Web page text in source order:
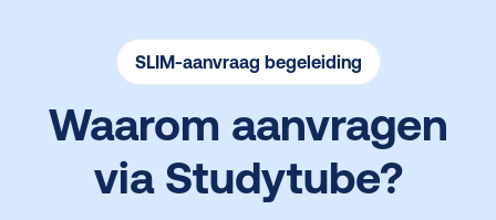
SLIM-aanvraag begeleiding
Waarom aanvragen
via Studytube?